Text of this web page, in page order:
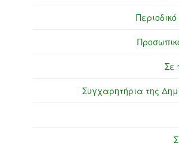
Σε
Συγχαρητήρια της